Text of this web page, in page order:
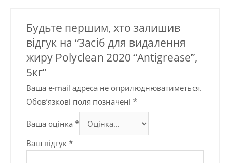
Будьте першим, хто залишив
відгук на “Засіб для видалення
жиру Polyclean 2020 “Antigrease”,
5кг”
Ваша e-mail адреса не оприлюднюватиметься.
Обов’язкові поля позначені*
Ваша оцінка*
Ваш відгук*